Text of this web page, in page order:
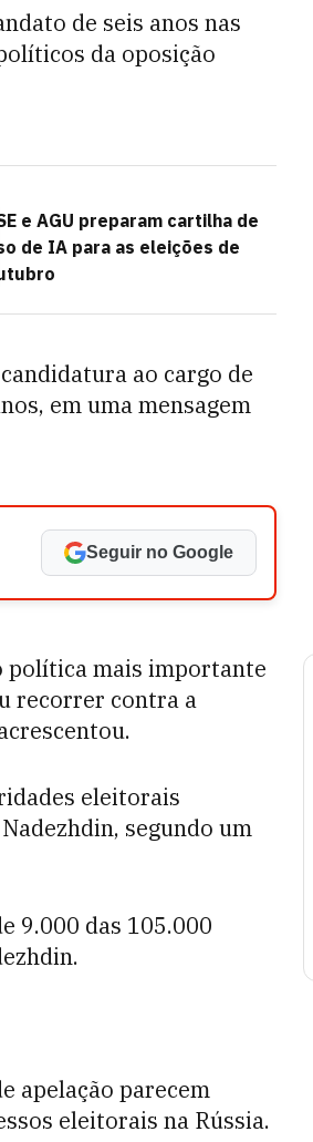
de seis anos nas
da oposição
e AGU preparam cartilha de
de IA para as eleições de
ao cargo de
em uma mensagem
Seguir no Google
política mais importante
recorrer contra a
eleitorais
segundo um
9.000 das 105.000
apelação parecem
eleitorais na Rússia.